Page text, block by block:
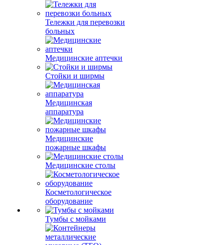
Тележки для перевозки
больных
Медицинские аптечки
Стойки и ширмы
Медицинская
аппаратура
Медицинские
пожарные шкафы
Медицинские столы
Косметологическое
оборудование
Тумбы с мойками